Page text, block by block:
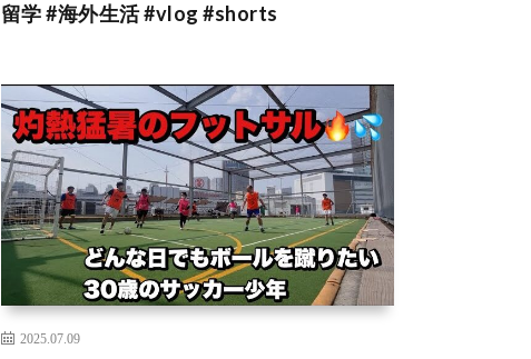
留学 #海外生活 #vlog #shorts
2025.07.09